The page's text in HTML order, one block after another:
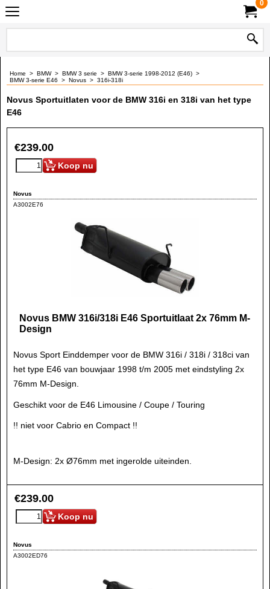
0
Home > BMW> BMW 3 serie > BMW 3-serie 1998-2012 (E46) >
BMW 3-serie E46 > Novus > 316i-318i
Novus Sportuitlaten voor de BMW 316i en 318i van het type
E46
€239.00
Koop nu
Novus
A3002E76
Novus BMW 316i/318i E46 Sportuitlaat 2x 76mm M-
Design
Novus Sport Einddemper voor de BMW 316i / 318i / 318ci van
het type E46 van bouwjaar 1998 t/m 2005 met eindstyling 2x
76mm M-Design.
Geschikt voor de E46 Limousine / Coupe / Touring
!! niet voor Cabrio en Compact !!
M-Design: 2x Ø76mm met ingerolde uiteinden.
€239.00
Koop nu
Novus
A3002ED76